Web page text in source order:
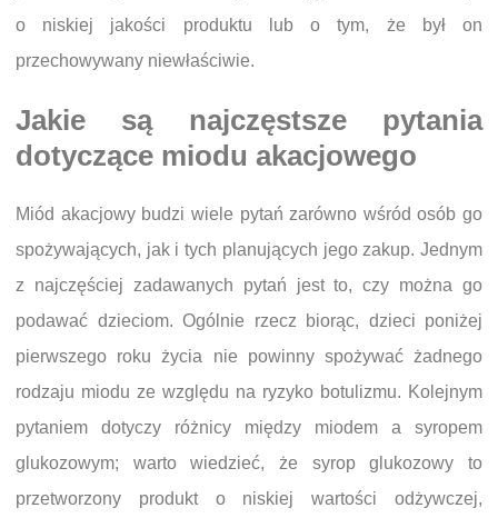
o niskiej jakości produktu lub o tym, że był on
przechowywany niewłaściwie.
Jakie są najczęstsze pytania
dotyczące miodu akacjowego
Miód akacjowy budzi wiele pytań zarówno wśród osób go
spożywających, jak i tych planujących jego zakup. Jednym
z najczęściej zadawanych pytań jest to, czy można go
podawać dzieciom. Ogólnie rzecz biorąc, dzieci poniżej
pierwszego roku życia nie powinny spożywać żadnego
rodzaju miodu ze względu na ryzyko botulizmu. Kolejnym
pytaniem dotyczy różnicy między miodem a syropem
glukozowym; warto wiedzieć, że syrop glukozowy to
przetworzony produkt o niskiej wartości odżywczej,